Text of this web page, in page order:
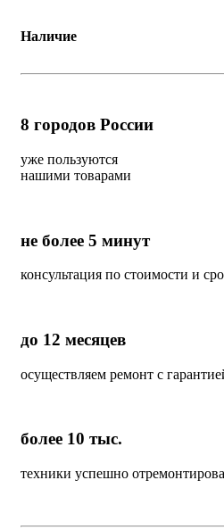
Наличие
8 городов России
уже пользуются
нашими товарами
не более 5 минут
консультация по стоимости и
до 12 месяцев
осуществляем ремонт с
более 10 тыс.
техники успешно